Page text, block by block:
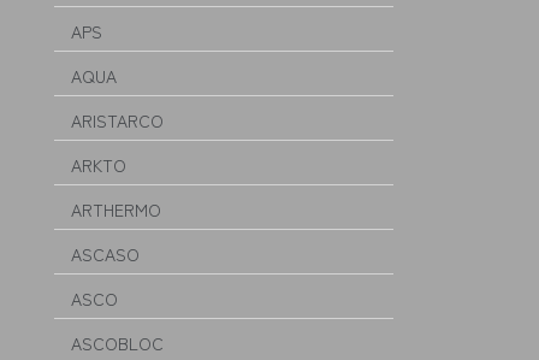
APS
AQUA
ARISTARCO
ARKTO
ARTHERMO
ASCASO
ASCO
ASCOBLOC